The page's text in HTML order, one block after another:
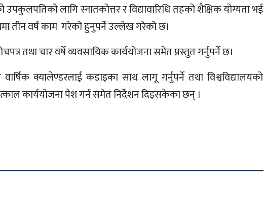
लागि स्नातकोत्तर र विद्यावारिधि तहको शैक्षिक योग्यता भई
तीन वर्ष काम गरेको हुनुपर्ने उल्लेख गरेको छ।
तथा चार वर्षे व्यवसायिक कार्ययोजना समेत प्रस्तुत गर्नुपर्ने छ।
क्यालेण्डरलाई कडाइका साथ लागू गर्नुपर्ने तथा विश्वविद्यालयको
कार्ययोजना पेश गर्न समेत निर्देशन दिइसकेका छन् ।